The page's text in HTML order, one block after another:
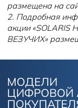
размещена на
2. Подробная
акции
ВЕЗУЧИХ»
МОДЕЛИ
ЦИФРОВОЙ